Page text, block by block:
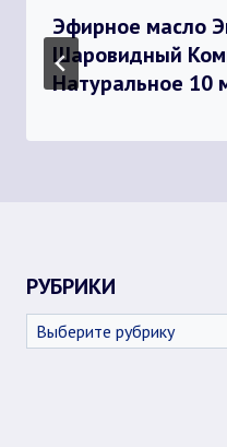
Эфирное масло
Шаровидный
Натуральное 10
РУБРИКИ
Рубрики